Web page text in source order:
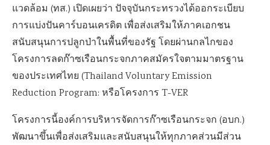
แวดล้อม (ทส.) เปิดเผยว่า ปัจจุบันกระทรวงได้ออกระเบียบ
การแบ่งปันคาร์บอนเครดิต เพื่อส่งเสริมให้ภาคเอกชน
สนับสนุนการปลูกป่าในพื้นที่ของรัฐ โดยผ่านกลไกของ
โครงการลดก๊าซเรือนกระจกภาคสมัครใจตามมาตรฐาน
ของประเทศไทย (Thailand Voluntary Emission
Reduction Program: หรือโครงการ T-VER
โครงการนี้องค์การบริหารจัดการก๊าซเรือนกระจก (อบก.)
พัฒนาขึ้นเพื่อส่งเสริมและสนับสนุนให้ทุกภาคส่วนมีส่วน